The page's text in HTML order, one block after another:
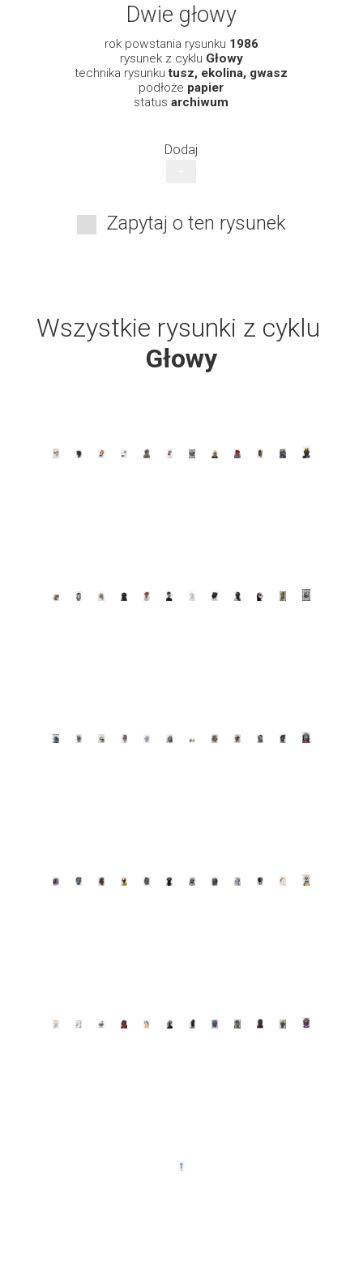
Dwie głowy
rok powstania rysunku 1986
rysunek z cyklu Głowy
technika rysunku tusz, ekolina, gwasz
podłoże papier
status archiwum
Dodaj
Zapytaj o ten rysunek
Wszystkie rysunki z cyklu
Głowy